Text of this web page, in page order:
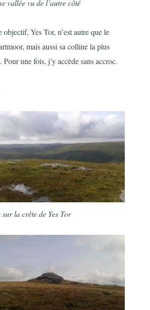
vallée vu de l’autre côté
Yes Tor, n’est autre que le
mais aussi sa colline la plus
Pour une fois, j’y accède sans accroc.
sur la crête de Yes Tor